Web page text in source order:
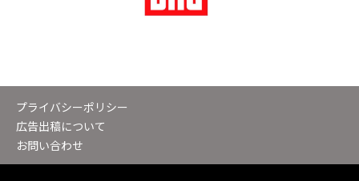
プライバシーポリシー
広告出稿について
お問い合わせ